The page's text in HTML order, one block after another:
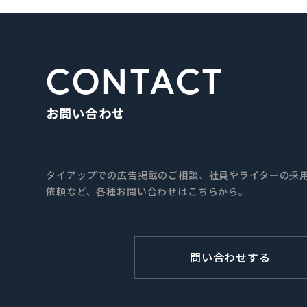
CONTACT
お問い合わせ
タイアップでの広告掲載のご相談、社員やライターの採
依頼など、各種お問い合わせはこちらから。
問い合わせする